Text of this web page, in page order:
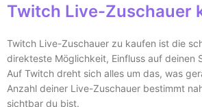
Twitch Live-Zuschauer
Twitch Live-Zuschauer zu kaufen ist die
direkteste Möglichkeit, Einfluss auf deinen
Auf Twitch dreht sich alles um das, was
Anzahl deiner Live-Zuschauer bestimmt
sichtbar du bist.